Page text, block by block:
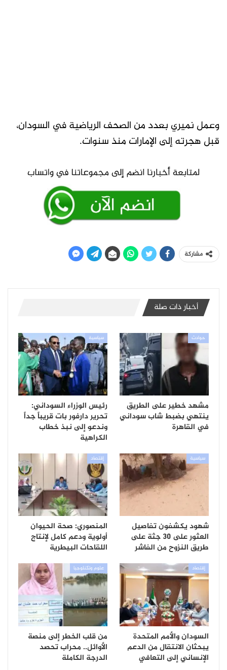
وعمل نميري بعدد من الصحف الرياضية في السودان،
قبل هجرته إلى الإمارات منذ سنوات.
مشاركة
أخبار ذات صلة
حوادث
مشهد خطير على الطريق
ينتهي بضبط شاب سوداني
في القاهرة
سياسية
رئيس الوزراء السوداني:
تحرير دارفور بات قريباً جداً
وندعو إلى نبذ خطاب
الكراهية
سياسية
شهود يكشفون تفاصيل
العثور على 30 جثة على
طريق النزوح من الفاشر
إقتصاد
المنصوري: صحة الحيوان
أولوية ودعم كامل لإنتاج
اللقاحات البيطرية
إقتصاد
السودان والأمم المتحدة
يبحثان الانتقال من الدعم
الإنساني إلى التعافي
علوم وتكنلوجيا
من قلب الخطر إلى منصة
الأوائل.. محراب تحصد
الدرجة الكاملة